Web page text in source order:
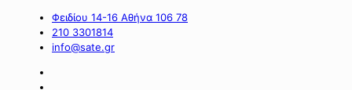
Φειδίου 14-16 Αθήνα 106 78
210 3301814
info@sate.gr